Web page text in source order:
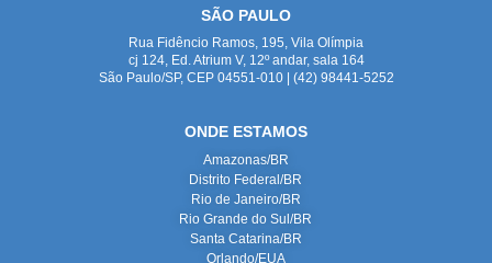
SÃO PAULO
Rua Fidêncio Ramos, 195, Vila Olímpia
cj 124, Ed. Atrium V, 12º andar, sala 164
São Paulo/SP, CEP 04551-010 | (42) 98441-5252
ONDE ESTAMOS
Amazonas/BR
Distrito Federal/BR
Rio de Janeiro/BR
Rio Grande do Sul/BR
Santa Catarina/BR
Orlando/EUA